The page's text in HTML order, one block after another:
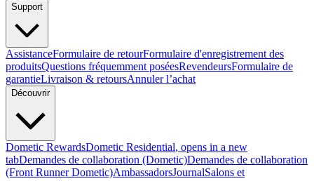
Support
AssistanceFormulaire de retourFormulaire d'enregistrement des
produitsQuestions fréquemment poséesRevendeursFormulaire de
garantieLivraison & retoursAnnuler l’achat
Découvrir
Dometic RewardsDometic Residential, opens in a new
tabDemandes de collaboration (Dometic)Demandes de collaboration
(Front Runner Dometic)AmbassadorsJournalSalons et